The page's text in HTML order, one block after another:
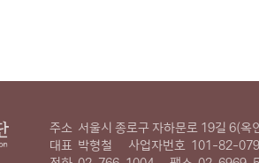
주소 서울시 종로구 자하문로 19길 6(옥
대표 박형철 사업자번호 101-82-